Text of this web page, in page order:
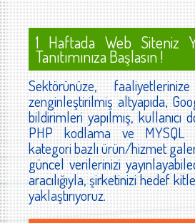
1 Haftada Web Siteniz
Tanıtımınıza Başlasın !
Sektörünüze,
zenginleştirilmiş altyapıda,
bildirimleri yapılmış, kullanıcı
PHP kodlama ve MYSQL
kategori bazlı ürün/hizmet
güncel verilerinizi
aracılığıyla, şirketinizi hedef
yaklaştırıyoruz.